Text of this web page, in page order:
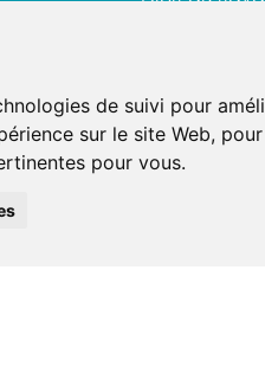
de suivi pour
sur le site Web,
pour vous.
Formation
Actualités